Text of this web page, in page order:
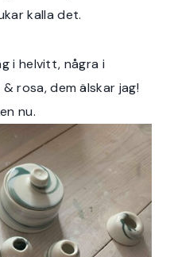
kalla det.
i helvitt, några i
rosa, dem älskar jag!
nu.